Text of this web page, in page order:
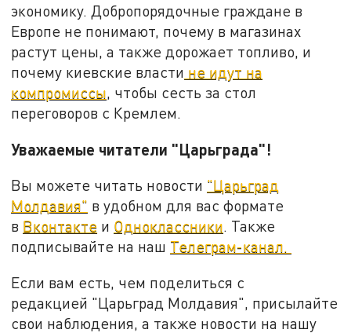
экономику. Добропорядочные граждане в
Европе не понимают, почему в магазинах
растут цены, а также дорожает топливо, и
почему киевские власти не идут на
компромиссы, чтобы сесть за стол
переговоров с Кремлем.
Уважаемые читатели "Царьграда"!
Вы можете читать новости "Царьград
Молдавия" в удобном для вас формате
в Вконтакте и Одноклассники. Также
подписывайте на наш Телеграм-канал.
Если вам есть, чем поделиться с
редакцией "Царьград Молдавия", присылайте
свои наблюдения, а также новости на нашу